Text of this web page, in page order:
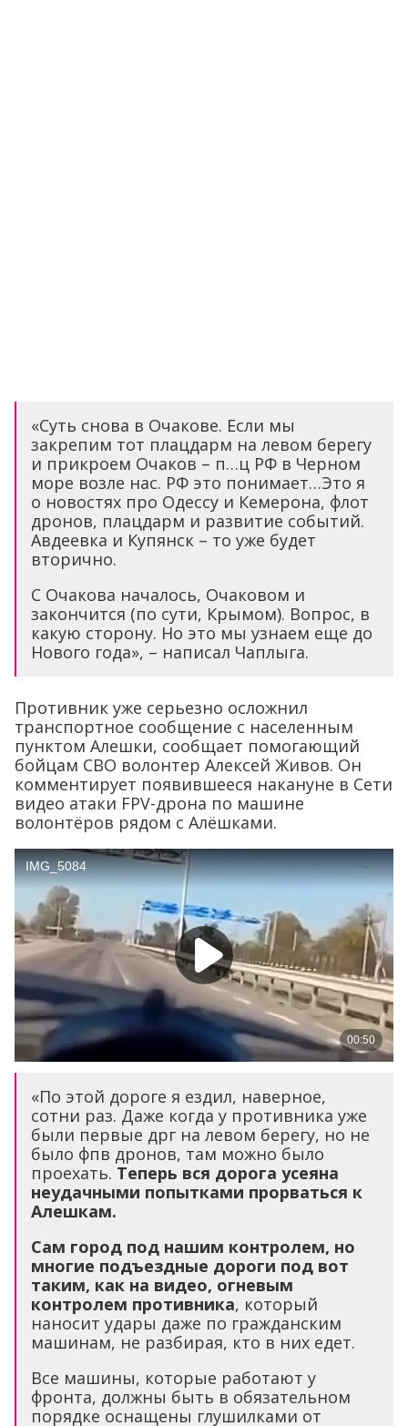
«Суть снова в Очакове. Если мы
закрепим тот плацдарм на левом берегу
и прикроем Очаков – п…ц РФ в Черном
море возле нас. РФ это понимает…Это я
о новостях про Одессу и Кемерона, флот
дронов, плацдарм и развитие событий.
Авдеевка и Купянск – то уже будет
вторично.
С Очакова началось, Очаковом и
закончится (по сути, Крымом). Вопрос, в
какую сторону. Но это мы узнаем еще до
Нового года», – написал Чаплыга.
Противник уже серьезно осложнил
транспортное сообщение с населенным
пунктом Алешки, сообщает помогающий
бойцам СВО волонтер Алексей Живов. Он
комментирует появившееся накануне в Сети
видео атаки FPV-дрона по машине
волонтёров рядом с Алёшками.
«По этой дороге я ездил, наверное,
сотни раз. Даже когда у противника уже
были первые дрг на левом берегу, но не
было фпв дронов, там можно было
проехать. Теперь вся дорога усеяна
неудачными попытками прорваться к
Алешкам.
Сам город под нашим контролем, но
многие подъездные дороги под вот
таким, как на видео, огневым
контролем противника, который
наносит удары даже по гражданским
машинам, не разбирая, кто в них едет.
Все машины, которые работают у
фронта, должны быть в обязательном
порядке оснащены глушилками от